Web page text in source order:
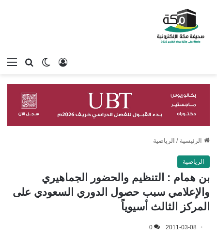
بحثالوضع
تسجيل الدخول
الرئيسية / الرياضية
الرياضية
بن همام : التنظيم والحضور الجماهيري
والإعلامي سبب حصول الدوري السعودي على
المركز الثالث أسيوياً
2011-03-08
0